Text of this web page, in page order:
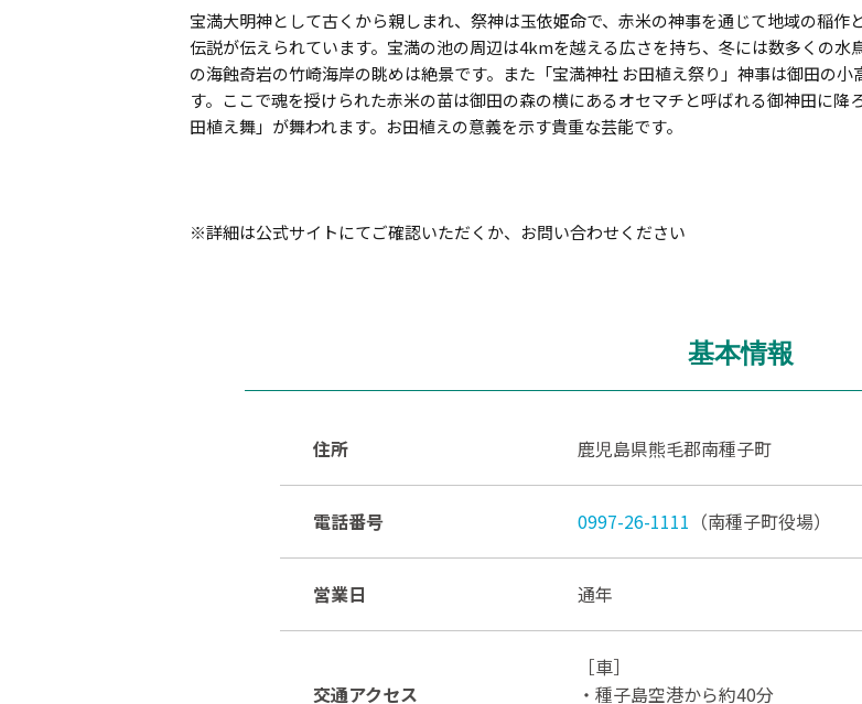
宝満大明神として古くから親しまれ、祭神は玉依姫命で、赤米の神事を通じて地域の稲作
伝説が伝えられています。宝満の池の周辺は4kmを越える広さを持ち、冬には数多くの
の海蝕奇岩の竹崎海岸の眺めは絶景です。また「宝満神社 お田植え祭り」神事は御田の
す。ここで魂を授けられた赤米の苗は御田の森の横にあるオセマチと呼ばれる御神田に
田植え舞」が舞われます。お田植えの意義を示す貴重な芸能です。
※詳細は公式サイトにてご確認いただくか、お問い合わせください
基本情報
住所 鹿児島県熊毛郡南種子町
電話番号 0997-26-1111 （南種子町役場）
営業日 通年
交通アクセス
［車］
・種子島空港から約40分